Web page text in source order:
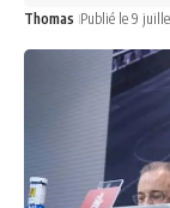
Thomas Publié le 9